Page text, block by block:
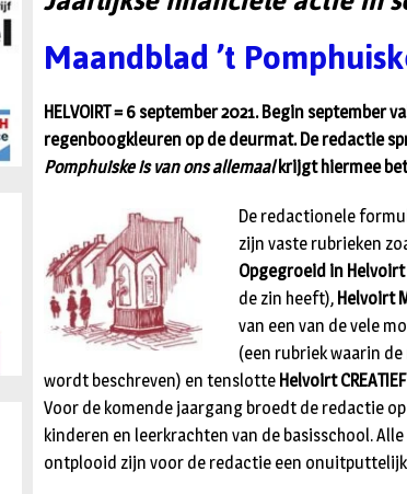
Maandblad ’t
HELVOIRT = 6 september 2021. Begin
regenboogkleuren op de deurmat. De redactie
Pomphuiske is van ons allemaalkrijgt hiermee
De redactionele
zijn vaste rubrieken
Opgegroeid in Helvoirt
de zin heeft), Helvoirt
van een van de vele
(een rubriek waarin
wordt beschreven) en tenslotte Helvoirt CREATIEF
Voor de komende jaargang broedt de redactie
kinderen en leerkrachten van de basisschool.
ontplooid zijn voor de redactie een